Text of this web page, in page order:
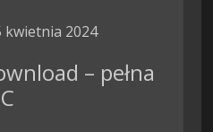
kwietnia 2024
– pełna